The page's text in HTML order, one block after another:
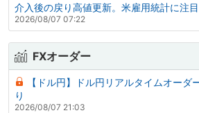
介入後の戻り高値更新。米雇用統計に注目
2026/08/07 07:22
FXオーダー
【ドル円】ドル円リアルタイムオー
り
2026/08/07 21:03